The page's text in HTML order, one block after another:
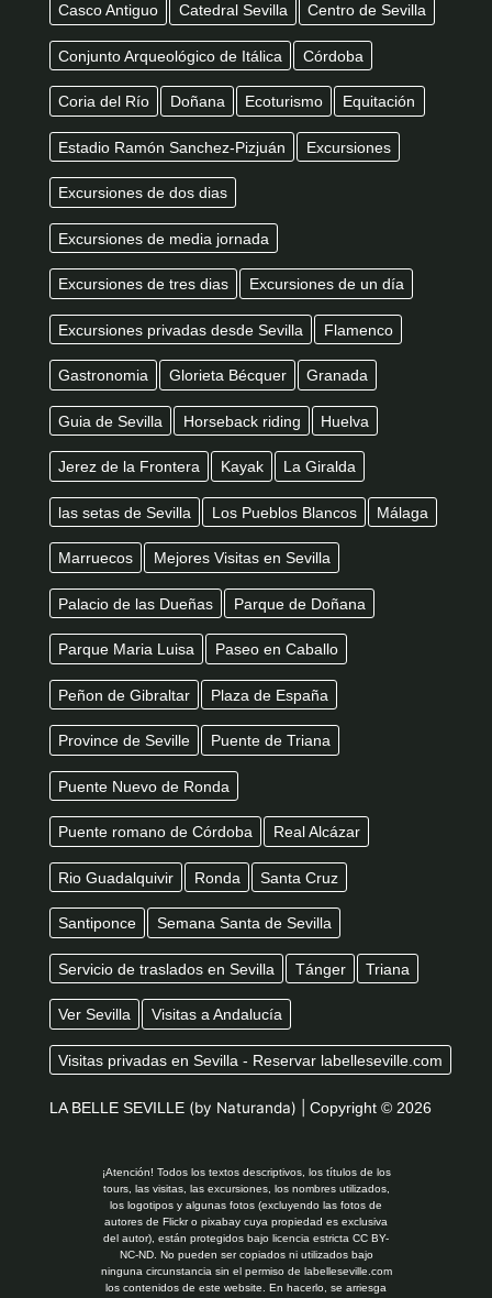
Casco Antiguo Catedral Sevilla Centro de Sevilla
Conjunto Arqueológico de Itálica Córdoba
Coria del Río Doñana Ecoturismo Equitación
Estadio Ramón Sanchez-Pizjuán Excursiones
Excursiones de dos dias
Excursiones de media jornada
Excursiones de tres dias Excursiones de un día
Excursiones privadas desde Sevilla Flamenco
Gastronomia Glorieta Bécquer Granada
Guia de Sevilla Horseback riding Huelva
Jerez de la Frontera Kayak La Giralda
las setas de Sevilla Los Pueblos Blancos Málaga
Marruecos Mejores Visitas en Sevilla
Palacio de las Dueñas Parque de Doñana
Parque Maria Luisa Paseo en Caballo
Peñon de Gibraltar Plaza de España
Province de Seville Puente de Triana
Puente Nuevo de Ronda
Puente romano de Córdoba Real Alcázar
Rio Guadalquivir Ronda Santa Cruz
Santiponce Semana Santa de Sevilla
Servicio de traslados en Sevilla Tánger Triana
Ver Sevilla Visitas a Andalucía
Visitas privadas en Sevilla - Reservar labelleseville.com
LA BELLE SEVILLE (by Naturanda) | Copyright © 2026
¡Atención! Todos los textos descriptivos, los títulos de los
tours, las visitas, las excursiones, los nombres utilizados,
los logotipos y algunas fotos (excluyendo las fotos de
autores de Flickr o pixabay cuya propiedad es exclusiva
del autor), están protegidos bajo licencia estricta CC BY-
NC-ND. No pueden ser copiados ni utilizados bajo
ninguna circunstancia sin el permiso de labelleseville.com
los contenidos de este website. En hacerlo, se arriesga